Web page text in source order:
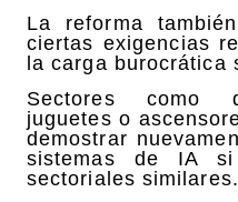
La reforma
ciertas exigencias
la carga burocrática
Sectores como
juguetes o
demostrar
sistemas de IA si
sectoriales similares.